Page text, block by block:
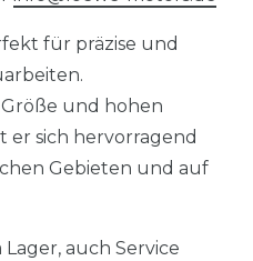
für präzise und
und hohen
er sich hervorragend
Gebieten und auf
auch Service